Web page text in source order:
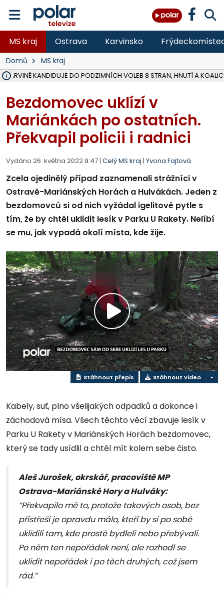
MS kraj Ostrava Karvinsko
Domů MS kraj
V KARVINÉ KANDIDUJE DO PODZIMNÍCH VOLEB 8 STRAN, HNUTÍ A KOALIC
Bezdomovec uklízí v
Mariánkách po ostatních.
Překvapil policii i radnici
Vydáno 26. května 2022 9:47 | Celý MS kraj | Yvona Fajtová
Zcela ojedinělý případ zaznamenali strážníci v
Ostravě-Mariánských Horách a Hulvákách. Jeden z
bezdomovců si od nich vyžádal igelitové pytle s
tím, že by chtěl uklidit lesík v Parku U Rakety. Nelíbí
se mu, jak vypadá okolí místa, kde žije.
Přehrát
video
Stáhnout přepis Stáhnout video
Kabely, suť, plno všelijakých odpadků a dokonce i
záchodová mísa. Všech těchto věcí zbavuje lesík v
Parku U Rakety v Mariánských Horách bezdomovec,
který se tady usídlil a chtěl mít kolem sebe čisto.
Aleš Jurošek, okrskář, pracoviště MP
Ostrava-Mariánské Hory a Hulváky:
”Překvapilo mě to, protože takových osob, bez
přístřeší je opravdu málo, kteří by si po sobě
uklidili tam, kde prostě bydleli nebo přebývali.
Po něm ten nepořádek není, ale rozhodl se
uklidit nepořádek i po těch druhých, což jsem
rád.”